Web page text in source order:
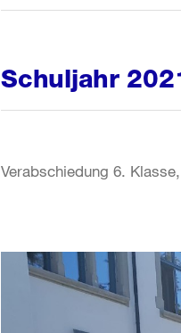
Schuljahr
Verabschiedung 6.